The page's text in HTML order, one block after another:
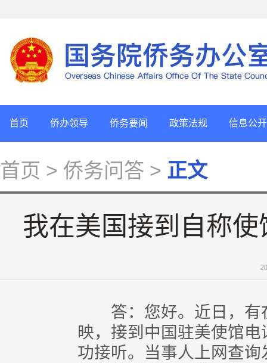
首页 侨办领导 侨务要闻 政策法规 信息公开
首页 > 侨务问答 > 正文
我在美国接到自称
答：您好。近日，有
映，接到中国驻美使馆
功接听。当事人上网查